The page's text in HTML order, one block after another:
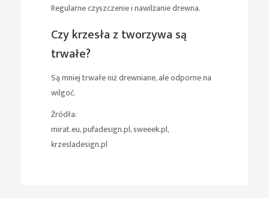
Regularne czyszczenie i nawilżanie drewna.
Czy krzesła z tworzywa są
trwałe?
Są mniej trwałe niż drewniane, ale odporne na
wilgoć.
Źródła:
mirat.eu, pufadesign.pl, sweeek.pl,
krzesladesign.pl